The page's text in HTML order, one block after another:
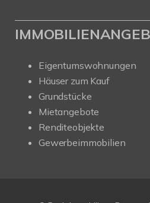
Eigentumswohnungen
Häuser zum Kauf
Grundstücke
Mietangebote
Renditeobjekte
Gewerbeimmobilien